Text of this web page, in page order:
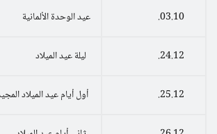
03.10. عيد الوحدة الألمانية
24.12. ليلة عيد الميلاد
25.12. أول أيام عيد الميلاد